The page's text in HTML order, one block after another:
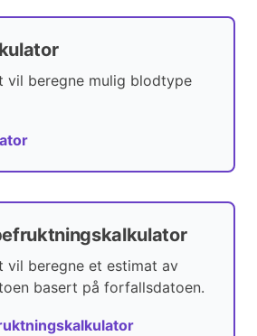
vil beregne mulig blodtype
vil beregne et estimat av
basert på forfallsdatoen.